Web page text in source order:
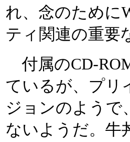
れ、念のために
ティ関連の重要
付属のCD-
ているが、プリ
ジョンのようで
ないようだ。牛